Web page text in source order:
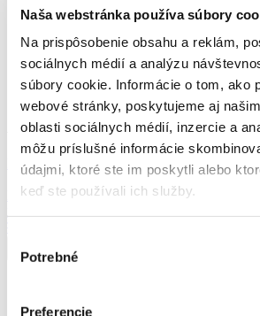
Naša webstránka používa súbory
Na prispôsobenie obsahu a reklám,
sociálnych médií a analýzu
súbory cookie. Informácie o tom, ako
webové stránky, poskytujeme aj
oblasti sociálnych médií, inzercie a
môžu príslušné informácie
údajmi, ktoré ste im poskytli alebo
keď ste používali ich služby.
súhlasu
Potrebné
Preferencie
Realization – Sazovice
Realization – Sazovice
A referenciához tartozó
Kedvezmény 37 %
KAYA FROZEN